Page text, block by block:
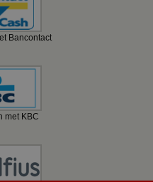
Bancontact
met KBC